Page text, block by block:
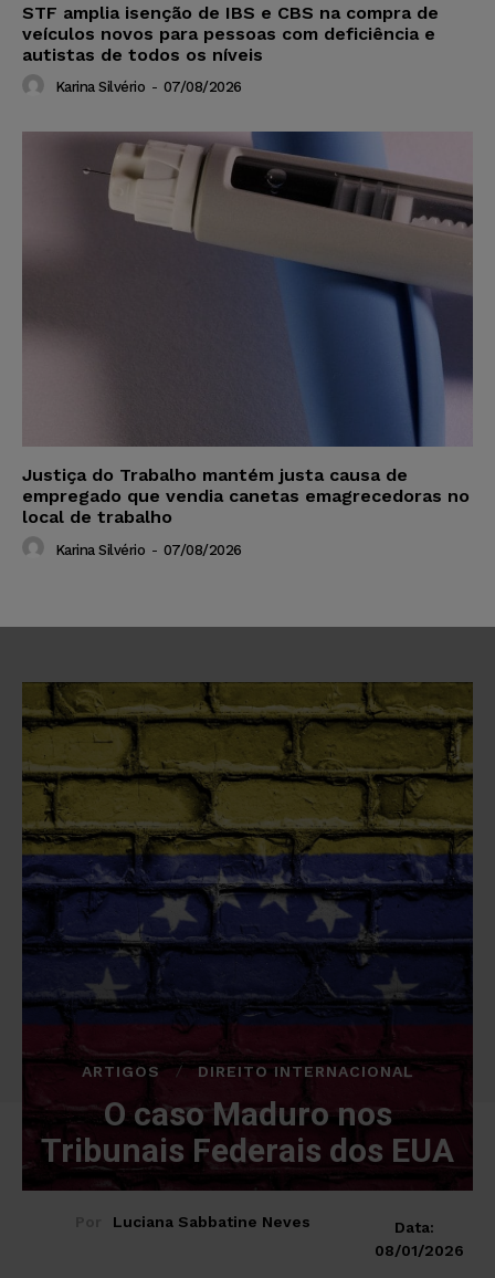
STF amplia isenção de IBS e CBS na compra de
veículos novos para pessoas com deficiência e
autistas de todos os níveis
Karina Silvério - 07/08/2026
Justiça do Trabalho mantém justa causa de
empregado que vendia canetas emagrecedoras no
local de trabalho
Karina Silvério - 07/08/2026